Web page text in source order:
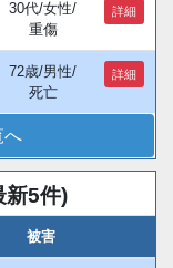
30代/女性/
重傷
詳細
72歳/男性/
死亡
詳細
へ
新5件)
被害